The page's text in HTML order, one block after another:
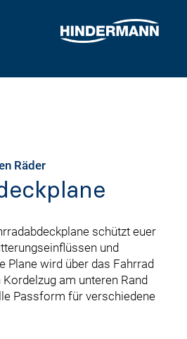
Räder
schützt euer
und
Plane wird über das Fahrrad
am unteren Rand
Passform für verschiedene